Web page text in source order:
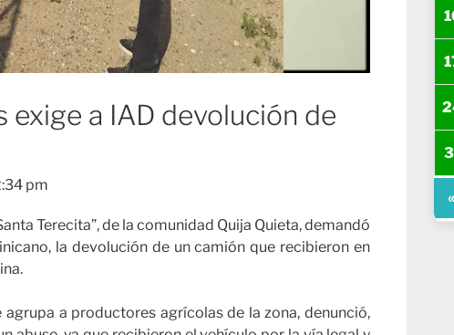
a IAD devolución de
pm
Terecita”, de la comunidad Quija Quieta, demandó
la devolución de un camión que recibieron en
a productores agrícolas de la zona, denunció,